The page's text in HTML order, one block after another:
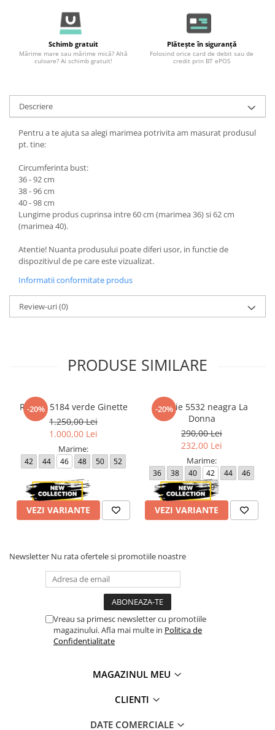
Schimb gratuit
Mărime mare sau mărime mică? Altă
culoare? Ai schimb gratuit!
Plătește în siguranță
Folosind orice card de debit sau de
credit prin BT ePOS
Descriere
Pentru a te ajuta sa alegi marimea potrivita am masurat produsul
pt. tine:
Circumferinta bust:
36 - 92 cm
38 - 96 cm
40 - 98 cm
Lungime produs cuprinsa intre 60 cm (marimea 36) si 62 cm
(marimea 40).
Atentie! Nuanta produsului poate diferi usor, in functie de
dispozitivul de pe care este vizualizat.
Informatii conformitate produs
Review-uri(0)
PRODUSE SIMILARE
-20%
Rochie 5184 verde Ginette
1.250,00 Lei
1.000,00 Lei
Marime:
42 44 46 48 50 52
VEZI VARIANTE
-20%
Rochie 5532 neagra La
Donna
290,00 Lei
232,00 Lei
Marime:
36 38 40 42 44
46
48
50
VEZI VARIANTE
Newsletter Nu rata ofertele si promotiile noastre
Vreau sa primesc newsletter cu promotiile
magazinului. Afla mai multe in Politica de
Confidentialitate
MAGAZINUL MEU
CLIENTI
DATE COMERCIALE